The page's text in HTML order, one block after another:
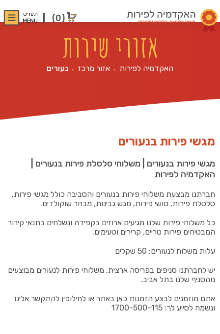
(0)
תפריט
MENU
אזורי שירות
האקדמיה לפירות > אזור מרכז > נעורים
מגשי פירות בנעורים
מגשי פירות בנעורים | משלוחי סלסלת פירות בנעורים |
האקדמיה לפירות
חברתנו מבצעת משלוחי פירות בנעורים והסביבה כולל מגשי פירות,
סלסלת פירות, סושי פירות, מגש גבינות, מבחר שוקולדים.
כל משלוחי פירות שלנו מגיעים ארוזים בקפידה ונשלחים בתנאי קירור
המבטיחים פירות טריים, קרירים וטעימים.
עלות משלוח לנעורים: 50 שקלים
יש לחברתנו סניפים בפריסה ארצית, משלוחי פירות לנעורים מבוצעים
מהסניף שלנו בתל אביב.
אתם מוזמנים לבצע הזמנות כאן באתר או לחילופין להתקשר אלינו
ונשמח לסייע לך: 1700-500-115